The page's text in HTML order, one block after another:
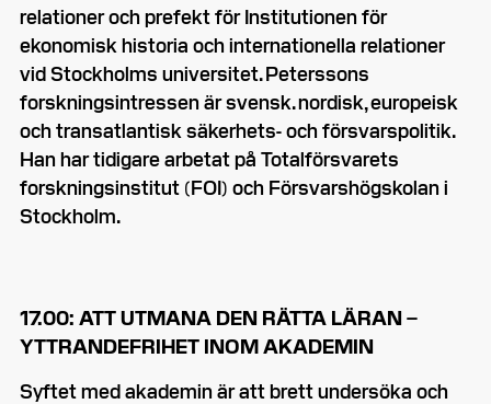
relationer och prefekt för Institutionen för
ekonomisk historia och internationella relationer
vid Stockholms universitet. Peterssons
forskningsintressen är svensk. nordisk, europeisk
och transatlantisk säkerhets- och försvarspolitik.
Han har tidigare arbetat på Totalförsvarets
forskningsinstitut (FOI) och Försvarshögskolan i
Stockholm.
17.00: ATT UTMANA DEN RÄTTA LÄRAN –
YTTRANDEFRIHET INOM AKADEMIN
Syftet med akademin är att brett undersöka och